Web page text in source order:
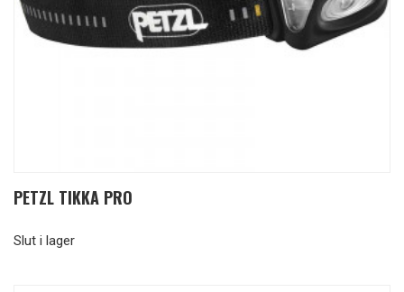
PETZL TIKKA PRO
Slut i lager